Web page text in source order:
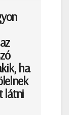
ha
látni